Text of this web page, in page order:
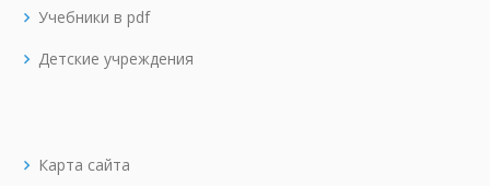
Учебники в pdf
Детские учреждения
Карта сайта